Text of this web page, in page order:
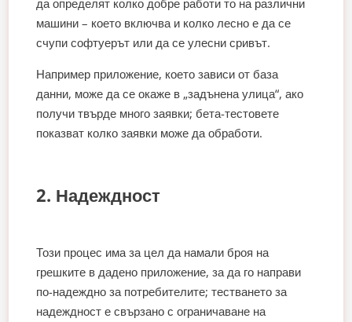
да определят колко добре работи то на различни
машини – което включва и колко лесно е да се
счупи софтуерът или да се улесни сривът.
Например приложение, което зависи от база
данни, може да се окаже в „задънена улица“, ако
получи твърде много заявки; бета-тестовете
показват колко заявки може да обработи.
2. Надеждност
Този процес има за цел да намали броя на
грешките в дадено приложение, за да го направи
по-надеждно за потребителите; тестването за
надеждност е свързано с ограничаване на